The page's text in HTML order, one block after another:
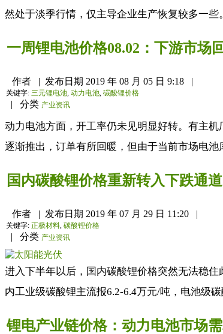
然处于淡季行情，仅主导企业生产恢复较多一
一周锂电池价格08.02：下游市场
作者 | 发布日期 2019 年 08 月 05 日 9:18 |
关键字: 三元锂电池, 动力电池, 碳酸锂价格
| 分类 产业资讯
动力电池方面，开工率仍未见明显好转。有主
逐渐推出，订单有所回暖，但由于当前市场电
国内碳酸锂价格重新转入下跌通
作者 | 发布日期 2019 年 07 月 29 日 11:20 |
关键字: 正极材料, 碳酸锂价格
| 分类 产业资讯
进入下半年以后，国内碳酸锂价格突然无法稳
内工业级碳酸锂主流报6.2-6.4万元/吨，电池级
锂电产业链价格：动力电池市场